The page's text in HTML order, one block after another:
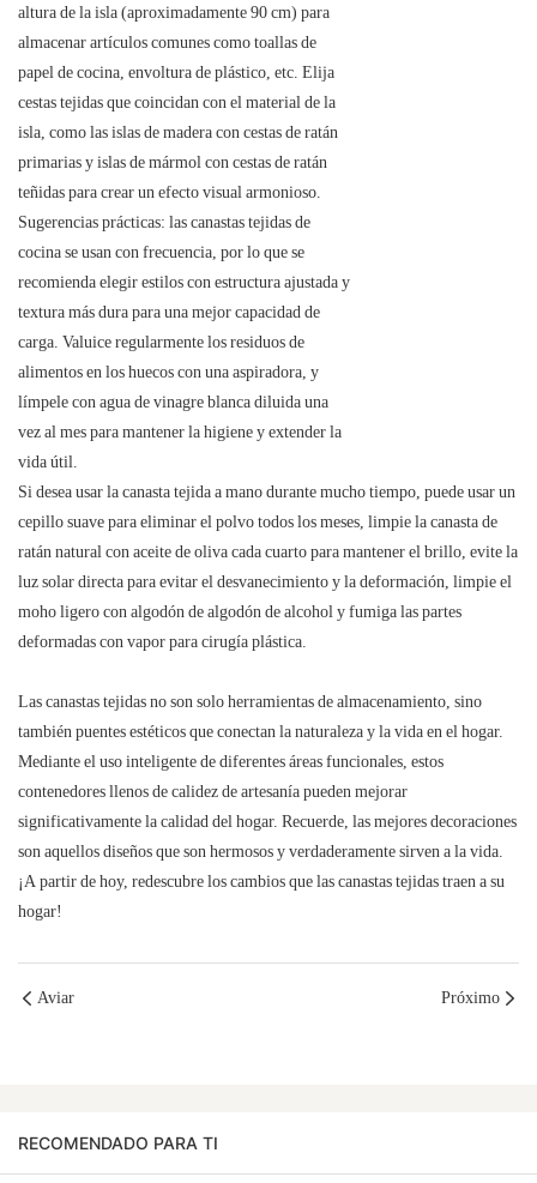
altura de la isla (aproximadamente 90 cm) para
almacenar artículos comunes como toallas de
papel de cocina, envoltura de plástico, etc. Elija
cestas tejidas que coincidan con el material de la
isla, como las islas de madera con cestas de ratán
primarias y islas de mármol con cestas de ratán
teñidas para crear un efecto visual armonioso.
Sugerencias prácticas: las canastas tejidas de
cocina se usan con frecuencia, por lo que se
recomienda elegir estilos con estructura ajustada y
textura más dura para una mejor capacidad de
carga. Valuice regularmente los residuos de
alimentos en los huecos con una aspiradora, y
límpele con agua de vinagre blanca diluida una
vez al mes para mantener la higiene y extender la
vida útil.
Si desea usar la canasta tejida a mano durante mucho tiempo, puede usar un
cepillo suave para eliminar el polvo todos los meses, limpie la canasta de
ratán natural con aceite de oliva cada cuarto para mantener el brillo, evite la
luz solar directa para evitar el desvanecimiento y la deformación, limpie el
moho ligero con algodón de algodón de alcohol y fumiga las partes
deformadas con vapor para cirugía plástica.
Las canastas tejidas no son solo herramientas de almacenamiento, sino
también puentes estéticos que conectan la naturaleza y la vida en el hogar.
Mediante el uso inteligente de diferentes áreas funcionales, estos
contenedores llenos de calidez de artesanía pueden mejorar
significativamente la calidad del hogar. Recuerde, las mejores decoraciones
son aquellos diseños que son hermosos y verdaderamente sirven a la vida.
¡A partir de hoy, redescubre los cambios que las canastas tejidas traen a su
hogar!
Aviar Próximo
RECOMENDADO PARA TI